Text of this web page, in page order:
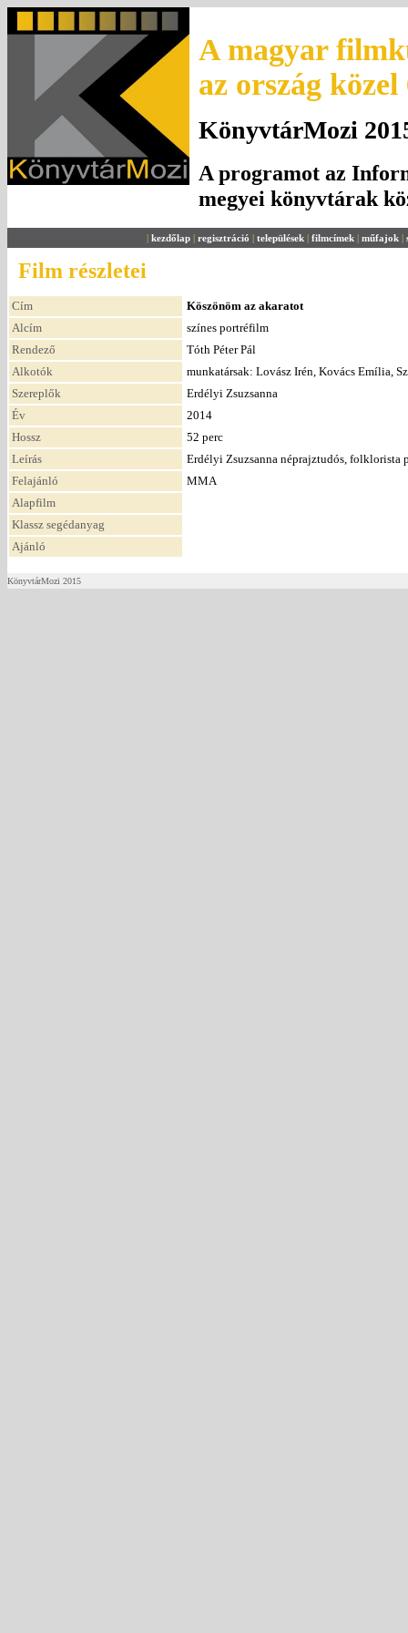
A magyar
az ország
KönyvtárMozi
A programot az
megyei könyvtárak
| kezdőlap | regisztráció | települések | filmcímek | műfajok |
Film részletei
Cím
Köszönöm az akaratot
Alcím
színes portréfilm
Rendező
Tóth Péter Pál
Alkotók
munkatársak: Lovász Irén, Kovács Emília,
Szereplők
Erdélyi Zsuzsanna
Év
2014
Hossz
52 perc
Leírás
Erdélyi Zsuzsanna néprajztudós, folklorista
Felajánló
MMA
Alapfilm
Klassz segédanyag
Ajánló
KönyvtárMozi 2015